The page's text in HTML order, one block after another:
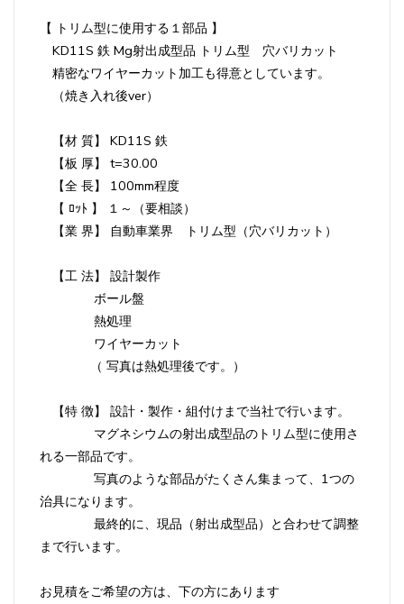
【 トリム型に使用する１部品 】
KD11S 鉄 Mg射出成型品 トリム型 穴バリカット
精密なワイヤーカット加工も得意としています。
（焼き入れ後ver）
【材 質】 KD11S 鉄
【板 厚】 t=30.00
【全 長】 100mm程度
【 ﾛｯﾄ 】 １～（要相談）
【業 界】 自動車業界 トリム型（穴バリカット）
【工 法】 設計製作
ボール盤
熱処理
ワイヤーカット
（ 写真は熱処理後です。）
【特 徴】 設計・製作・組付けまで当社で行います。
マグネシウムの射出成型品のトリム型に使用さ
れる一部品です。
写真のような部品がたくさん集まって、1つの
治具になります。
最終的に、現品（射出成型品）と合わせて調整
まで行います。
お見積をご希望の方は、下の方にあります